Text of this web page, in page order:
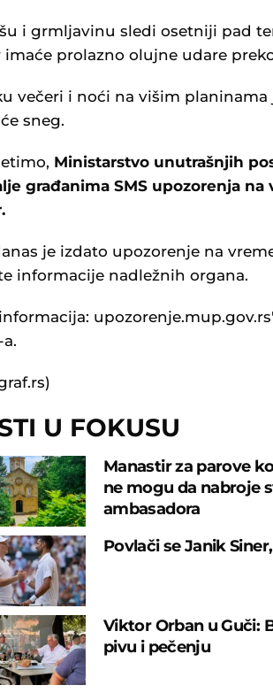
i grmljavinu sledi osetniji pad
imaće prolazno olujne udare
večeri i noći na višim
sneg.
Ministarstvo unutrašnjih
građanima SMS upozorenja
je izdato upozorenje na
informacije nadležnih organa.
U FOKUSU
Manastir za parove
ne mogu da nabroje
ambasadora
Povlači se Janik
Viktor Orban u Guči:
pivu i pečenju